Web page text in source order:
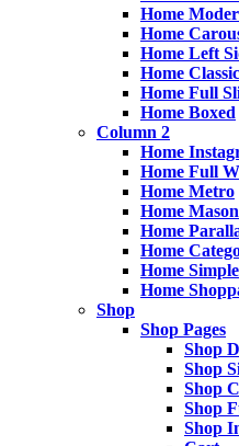
Home
Home
Home Left
Home Classic
Home Full
Home Boxed
Column 2
Home
Home Full
Home Metro
Home
Home
Home
Home Simple
Home
Shop
Shop Pages
Shop
Shop
Shop
Shop
Shop